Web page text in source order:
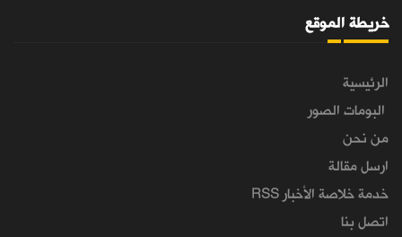
خريطة الموقع
الرئيسية
البومات الصور
من نحن
ارسل مقالة
خدمة خلاصة الأخبار RSS
اتصل بنا